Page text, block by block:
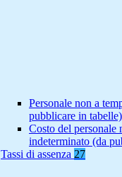
Personale non a
pubblicare in tabelle)
Costo del personale
indeterminato (da
Tassi di assenza 27